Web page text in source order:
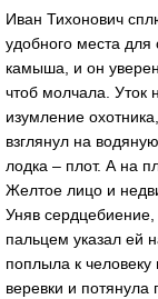
Иван Тихонович
удобного места для
камыша, и он
чтоб молчала. Уток
изумление
взглянул на
лодка – плот. А на
Желтое лицо и
Уняв сердцебиение,
пальцем указал ей
поплыла к человеку
веревки и